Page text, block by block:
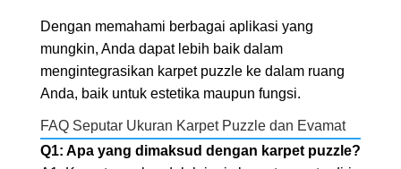
Dengan memahami berbagai aplikasi yang
mungkin, Anda dapat lebih baik dalam
mengintegrasikan karpet puzzle ke dalam ruang
Anda, baik untuk estetika maupun fungsi.
FAQ Seputar Ukuran Karpet Puzzle dan Evamat
Q1: Apa yang dimaksud dengan karpet puzzle?